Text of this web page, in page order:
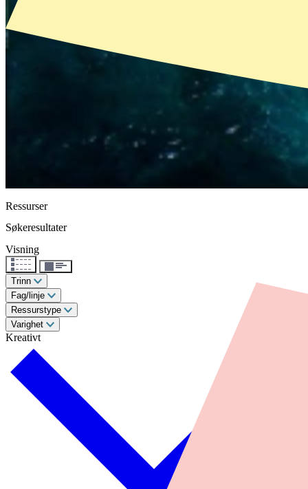
Ressurser
Søkeresultater
Visning
Trinn
Fag/linje
Ressurstype
Varighet
Kreativt